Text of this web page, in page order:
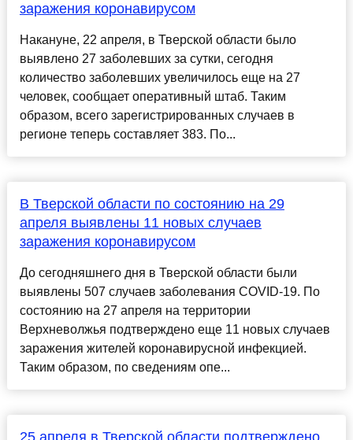
заражения коронавирусом
Накануне, 22 апреля, в Тверской области было
выявлено 27 заболевших за сутки, сегодня
количество заболевших увеличилось еще на 27
человек, сообщает оперативный штаб. Таким
образом, всего зарегистрированных случаев в
регионе теперь составляет 383. По...
В Тверской области по состоянию на 29
апреля выявлены 11 новых случаев
заражения коронавирусом
До сегодняшнего дня в Тверской области были
выявлены 507 случаев заболевания COVID-19. По
состоянию на 27 апреля на территории
Верхневолжья подтверждено еще 11 новых случаев
заражения жителей коронавирусной инфекцией.
Таким образом, по сведениям опе...